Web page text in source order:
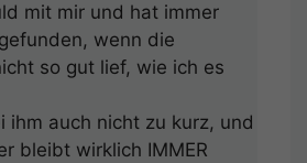
mit mir und hat immer
wenn die
so gut lief, wie ich es
ihm auch nicht zu kurz, und
bleibt wirklich IMMER